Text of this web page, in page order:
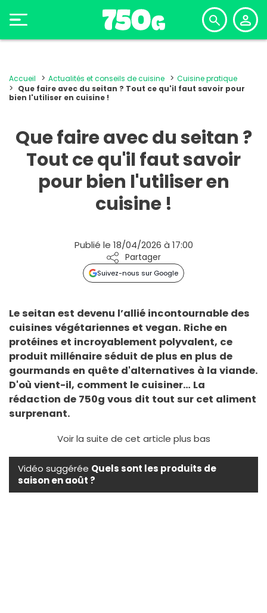
Accueil Actualités et conseils de cuisine
Cuisine pratique
Que faire avec du seitan ? Tout ce qu'il faut savoir pour
bien l'utiliser en cuisine !
Que faire avec du seitan ?
Tout ce qu'il faut savoir
pour bien l'utiliser en
cuisine !
Publié le 18/04/2026 à 17:00
Partager
Suivez-nous sur Google
Le seitan est devenu l’allié incontournable des
cuisines végétariennes et vegan. Riche en
protéines et incroyablement polyvalent, ce
produit millénaire séduit de plus en plus de
gourmands en quête d'alternatives à la viande.
D'où vient-il, comment le cuisiner… La
rédaction de 750g vous dit tout sur cet aliment
surprenant.
Voir la suite de cet article plus bas
Vidéo suggérée Quels sont les produits de
saison en août ?